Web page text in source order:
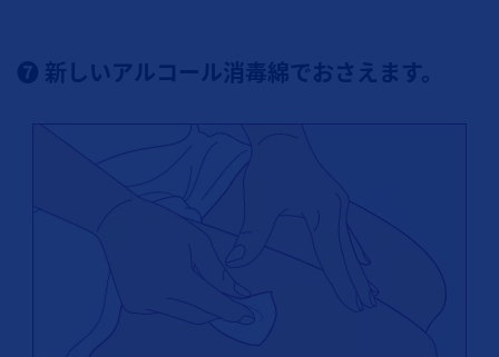
❼ 新しいアルコール消毒綿でおさえます。